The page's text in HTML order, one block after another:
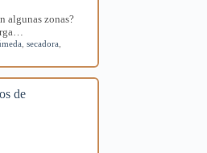
algunas zonas?
,secadora